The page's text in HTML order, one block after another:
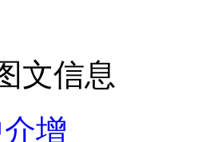
文信息